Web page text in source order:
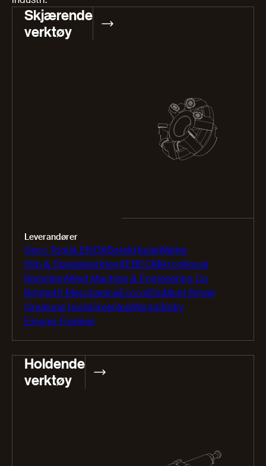
Skjærende
verktøy
Leverandører
Seco ToolsLENOXBotekHeuleWalter
Slip & SpesialverktøyXEBECMikronKopal
KemmlerAllied Machine & Engineering Co
Brighetti MecchanicaEcorollDuMont Brigel
Granlund toolsGreenleafNogaSloky
Emuge-Franken
Holdende
verktøy